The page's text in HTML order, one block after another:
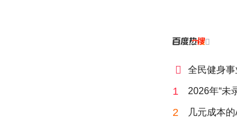

 全民健身
1 2026年“未
2 几元成本